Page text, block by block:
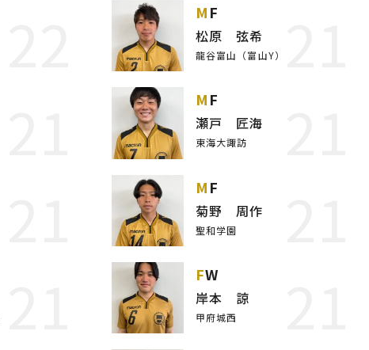
MF
松原 弦希
龍谷富山（富山Y）
MF
瀬戸 匠海
東海大諏訪
MF
菊野 周作
聖和学園
FW
岸本 諒
甲府城西